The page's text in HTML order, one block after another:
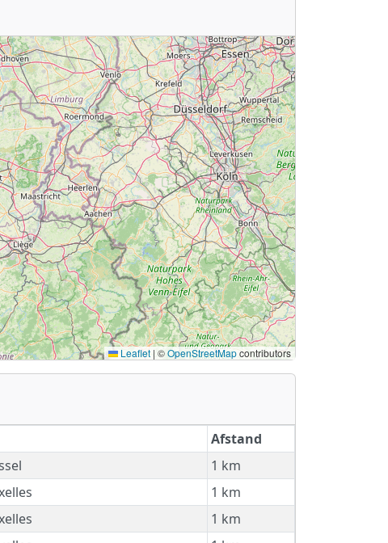
Leaflet | ©OpenStreetMapcontributors
Afstand
1 km
1 km
1 km